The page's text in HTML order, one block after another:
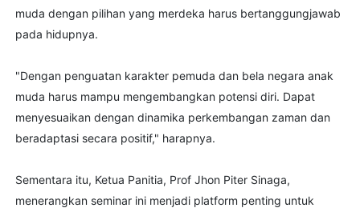
muda dengan pilihan yang merdeka harus bertanggungjawab
pada hidupnya.
"Dengan penguatan karakter pemuda dan bela negara anak
muda harus mampu mengembangkan potensi diri. Dapat
menyesuaikan dengan dinamika perkembangan zaman dan
beradaptasi secara positif," harapnya.
Sementara itu, Ketua Panitia, Prof Jhon Piter Sinaga,
menerangkan seminar ini menjadi platform penting untuk